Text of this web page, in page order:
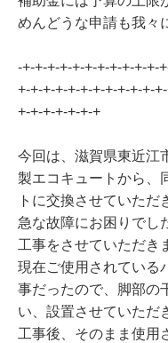
めんどうな申請も我々
-+-+-+-+-+-+-+-+-+-+-+-
+-+-+-+-+-+-+-+-+-+-+-
+-+-+-+-+-+-+
今回は、滋賀県東近江
製エコキュートから、
トに交換させていただ
急な故障にお困りでし
工事をさせていただき
現在ご使用されている
事だったので、脚部の
い、設置させていただ
工事後、そのまま使用